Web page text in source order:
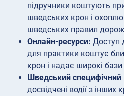
підручники коштують
шведських крон і
шведських правил
Онлайн-ресурси: Доступ
для практики коштує
крон і надає широкі
Шведський специфічний
досвідчені водії з інших